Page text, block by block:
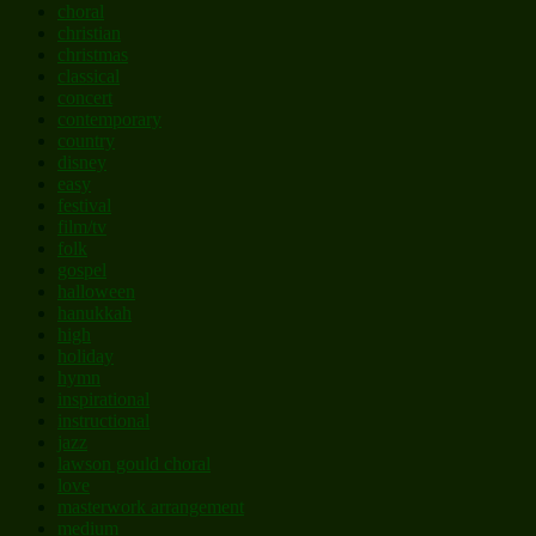
choral
christian
christmas
classical
concert
contemporary
country
disney
easy
festival
film/tv
folk
gospel
halloween
hanukkah
high
holiday
hymn
inspirational
instructional
jazz
lawson gould choral
love
masterwork arrangement
medium